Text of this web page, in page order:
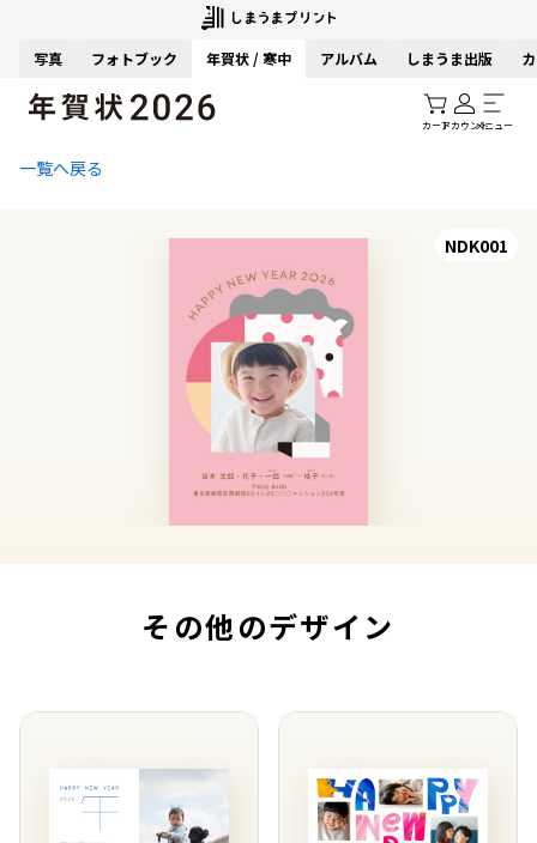
写真 フォトブック 年賀状 / 寒中 アルバム しまうま出版
カートアカウントメニュー
一覧へ戻る
NDK001
その他のデザイン